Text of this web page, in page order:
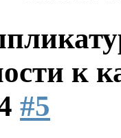
к
#5